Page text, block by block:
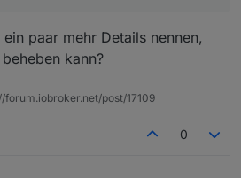
paar mehr Details nennen,
kann?
forum.iobroker.net/post/17109
0